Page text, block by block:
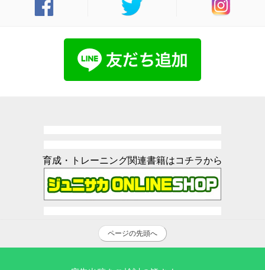
育成・トレーニング関連書籍はコチラから
ページの先頭へ